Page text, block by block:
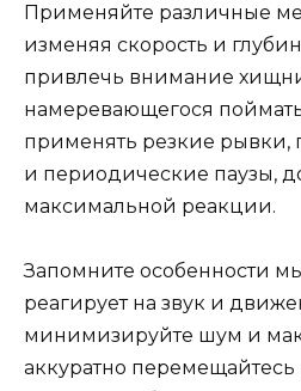
Применяйте различные
изменяя скорость и
привлечь внимание
намеревающегося
применять резкие
и периодические паузы,
максимальной реакции.
Запомните особенности
реагирует на звук и
минимизируйте шум и
аккуратно перемещайтесь